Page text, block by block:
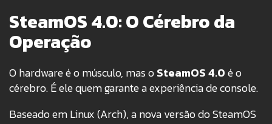
SteamOS 4.0: O Cérebro da
Operação
O hardware é o músculo, mas oSteamOS 4.0é o
cérebro. É ele quem garante a experiência de console.
Baseado em Linux (Arch), a nova versão do SteamOS